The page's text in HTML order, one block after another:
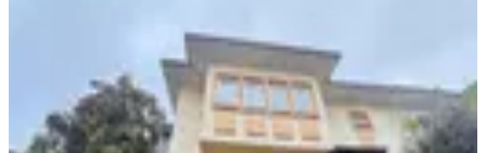
4+1·200 m² 06.08.2026
110.000 ₺